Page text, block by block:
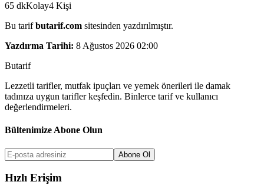
65 dkKolay4 Kişi
Bu tarifbutarif.com sitesinden yazdırılmıştır.
Yazdırma Tarihi: 8 Ağustos 2026 02:00
Butarif
Lezzetli tarifler, mutfak ipuçları ve yemek önerileri ile damak
tadınıza uygun tarifler keşfedin. Binlerce tarif ve kullanıcı
değerlendirmeleri.
Bültenimize Abone Olun
Abone Ol
Hızlı Erişim